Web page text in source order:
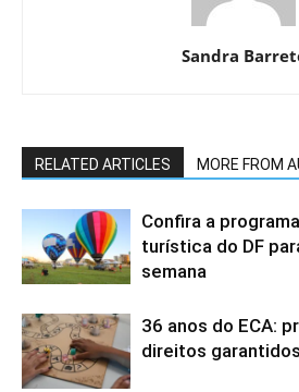
Sandra
RELATED ARTICLES MORE FROM
Confira a
turística do DF
semana
36 anos do ECA:
direitos